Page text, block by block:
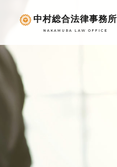
中村総合法律事務所
NAKAMURA LAW OFFICE